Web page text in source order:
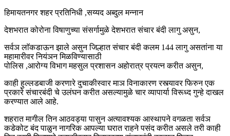
हिमायतनगर शहर प्रतिनिधी ,सय्यद अब्दुल मन्नान
देशभरात कोरोना विषाणुच्या संसर्गामुळे देशभरात संचार बंदी लागु असुन,
सर्वञ लाॅकडाऊन झाले असुन जिल्हात संचार बंदी कलम 144 लागु असतांना या
महामारीवर नियंञन मिळविण्यासाठी
पोलिस ,आरोग्य विभाग महसुल प्रशासन अहोरात्र प्रयत्न करीत असुन,
काही हुल्लडबाजी करणारे दुचाकीस्वार माञ विनाकारण रस्त्यावर फिरुन एक
प्रकारे संचारबंदी चे उलंघन करीत असल्यामुळे चार व्यापार्या विरूध्द गुन्हे दाखल
करण्यात आले आहे.
शहरात मागील तिन आठवड्या पासुन अत्यावश्यक आस्थापने वगळता सर्वञ
कडेकोट बंद पाळुन नागरिक आपल्या घरात राहने पसंद करीत असले तरी काही